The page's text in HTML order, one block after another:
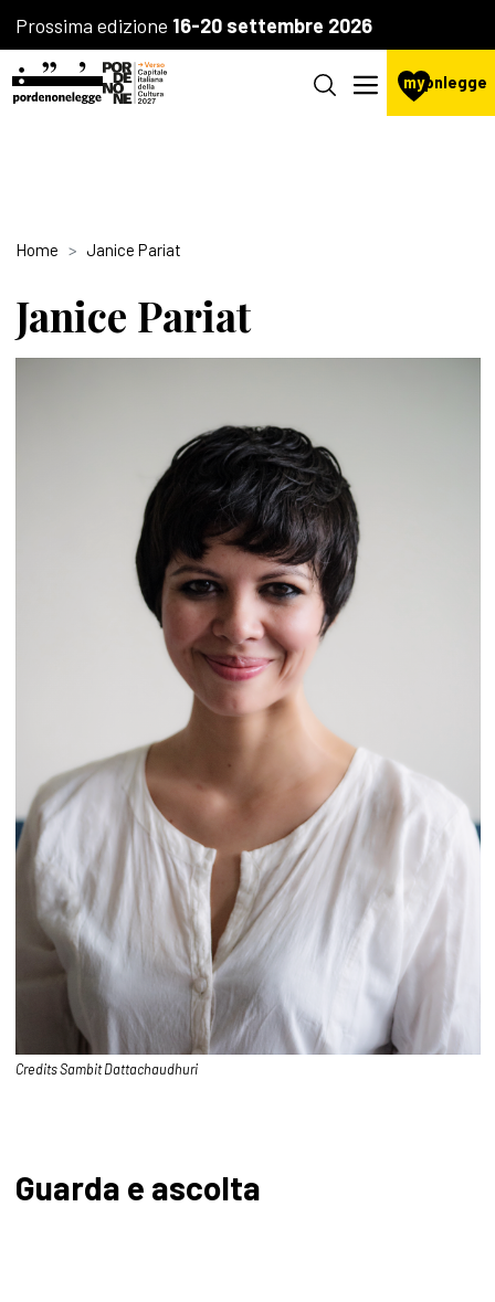
Prossima edizione 16-20 settembre 2026
mypnlegge
Home Janice Pariat
Janice Pariat
Credits Sambit Dattachaudhuri
Guarda e ascolta